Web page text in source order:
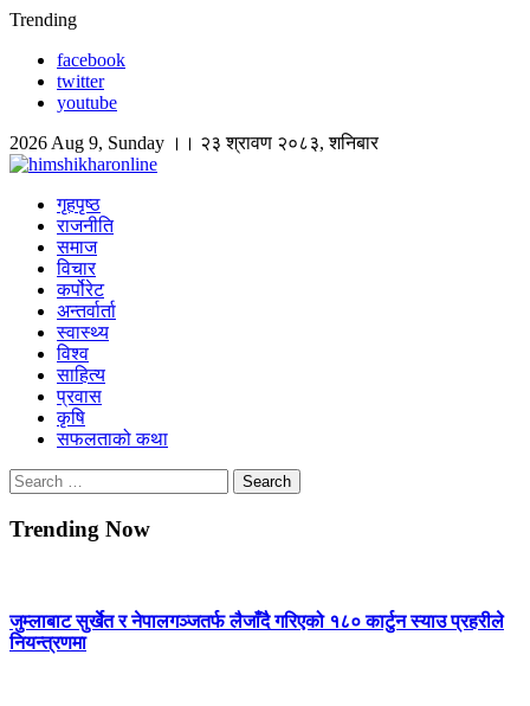
Skip
content
Trending
facebook
twitter
youtube
2026 Aug 9, Sunday ।। २३ श्रावण २०८३, शनिबार
Himshikhar Online
गृहपृष्ठ
राजनीति
समाज
विचार
कर्पोरेट
अन्तर्वार्ता
स्वास्थ्य
विश्व
साहित्य
प्रवास
कृषि
सफलताको कथा
Search
for:
Trending Now
जुम्लाबाट सुर्खेत र नेपालगञ्जतर्फ लैजाँदै गरिएको १८० कार्टुन स्याउ प्रहरीले
नियन्त्रणमा